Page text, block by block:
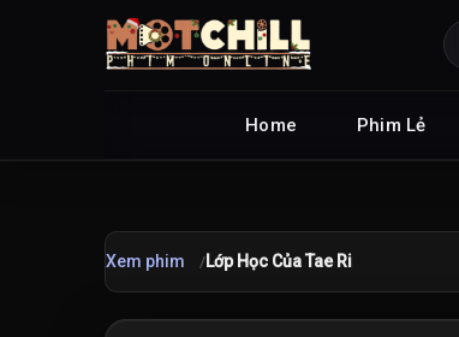
Home Phim Lẻ
Xem phim Lớp Học Của Tae Ri